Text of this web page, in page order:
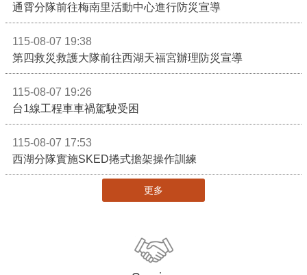
通霄分隊前往梅南里活動中心進行防災宣導
115-08-07 19:38
第四救災救護大隊前往西湖天福宮辦理防災宣導
115-08-07 19:26
台1線工程車車禍駕駛受困
115-08-07 17:53
西湖分隊實施SKED捲式擔架操作訓練
更多